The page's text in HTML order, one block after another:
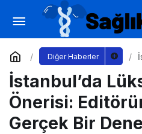
Diğer Haberler
İstanbul’da
Önerisi:
Gerçek Bir
Bir Marka
Marka Hikayesi
Yorum Yap Paylaş